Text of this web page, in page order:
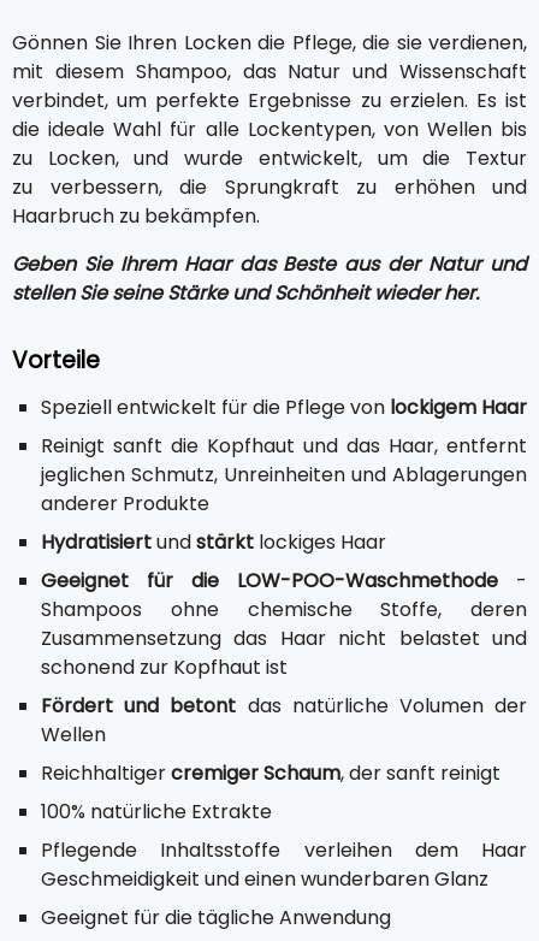
Gönnen Sie Ihren Locken die Pflege, die sie verdienen,
mit diesem Shampoo, das Natur und Wissenschaft
verbindet, um perfekte Ergebnisse zu erzielen. Es ist
die ideale Wahl für alle Lockentypen, von Wellen bis
zu Locken, und wurde entwickelt, um die Textur
zu verbessern, die Sprungkraft zu erhöhen und
Haarbruch zu bekämpfen.
Geben Sie Ihrem Haar das Beste aus der Natur und
stellen Sie seine Stärke und Schönheit wieder her.
Vorteile
Speziell entwickelt für die Pflege von lockigem Haar
Reinigt sanft die Kopfhaut und das Haar, entfernt
jeglichen Schmutz, Unreinheiten und Ablagerungen
anderer Produkte
Hydratisiertundstärkt lockiges Haar
Geeignet für die LOW-POO-Waschmethode -
Shampoos ohne chemische Stoffe, deren
Zusammensetzung das Haar nicht belastet und
schonend zur Kopfhaut ist
Fördert und betont das natürliche Volumen der
Wellen
Reichhaltigercremiger Schaum, der sanft reinigt
100% natürliche Extrakte
Pflegende Inhaltsstoffe verleihen dem Haar
Geschmeidigkeit und einen wunderbaren Glanz
Geeignet für die tägliche Anwendung